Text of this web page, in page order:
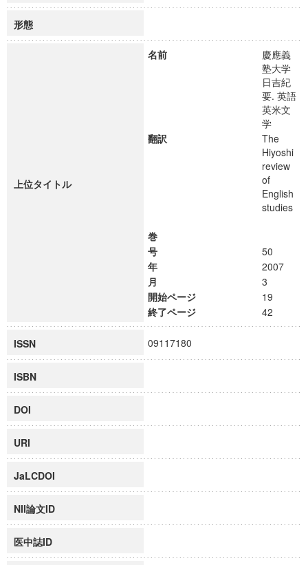
形態
上位タイトル
名前
慶應義
塾大学
日吉紀
要. 英語
英米文
学
翻訳
The
Hiyoshi
review
of
English
studies
巻
号
50
年
2007
月
3
開始ページ
19
終了ページ
42
ISSN 09117180
ISBN
DOI
URI
JaLCDOI
NII論文ID
医中誌ID